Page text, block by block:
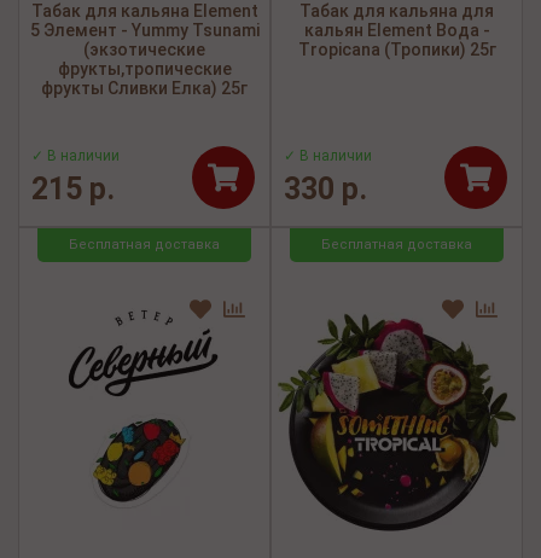
Табак для кальяна Element
5 Элемент - Yummy Tsunami
(экзотические
фрукты,тропические
фрукты Сливки Елка) 25г
✓ В наличии
215 р.
Табак для кальяна для
кальян Element Вода -
Tropicana (Тропики) 25г
✓ В наличии
330 р.
Бесплатная доставка Бесплатная доставка